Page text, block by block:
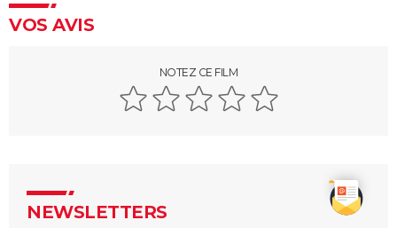
d'explication
Fargo : les frères Coen se moquent totalement des
Un simple accident : Palme d'or, bande-annonce,
française se dévoile dans une bande-annonce
électrique
VOS AVIS
NOTEZ CE FILM
NEWSLETTERS